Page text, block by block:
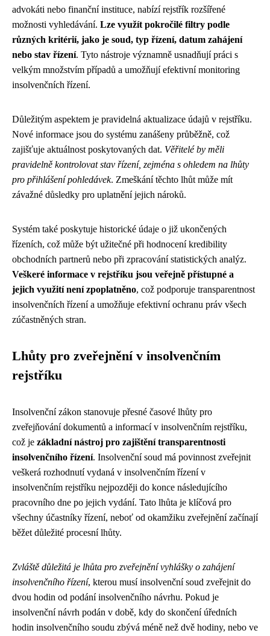
advokáti nebo finanční instituce, nabízí rejstřík rozšířené
možnosti vyhledávání. Lze využít pokročilé filtry podle
různých kritérií, jako je soud, typ řízení, datum zahájení
nebo stav řízení. Tyto nástroje významně usnadňují práci s
velkým množstvím případů a umožňují efektivní monitoring
insolvenčních řízení.
Důležitým aspektem je pravidelná aktualizace údajů v rejstříku.
Nové informace jsou do systému zanášeny průběžně, což
zajišťuje aktuálnost poskytovaných dat. Věřitelé by měli
pravidelně kontrolovat stav řízení, zejména s ohledem na lhůty
pro přihlášení pohledávek. Zmeškání těchto lhůt může mít
závažné důsledky pro uplatnění jejich nároků.
Systém také poskytuje historické údaje o již ukončených
řízeních, což může být užitečné při hodnocení kredibility
obchodních partnerů nebo při zpracování statistických analýz.
Veškeré informace v rejstříku jsou veřejně přístupné a
jejich využití není zpoplatněno, což podporuje transparentnost
insolvenčních řízení a umožňuje efektivní ochranu práv všech
zúčastněných stran.
Lhůty pro zveřejnění v insolvenčním
rejstříku
Insolvenční zákon stanovuje přesné časové lhůty pro
zveřejňování dokumentů a informací v insolvenčním rejstříku,
což je základní nástroj pro zajištění transparentnosti
insolvenčního řízení. Insolvenční soud má povinnost zveřejnit
veškerá rozhodnutí vydaná v insolvenčním řízení v
insolvenčním rejstříku nejpozději do konce následujícího
pracovního dne po jejich vydání. Tato lhůta je klíčová pro
všechny účastníky řízení, neboť od okamžiku zveřejnění začínají
běžet důležité procesní lhůty.
Zvláště důležitá je lhůta pro zveřejnění vyhlášky o zahájení
insolvenčního řízení, kterou musí insolvenční soud zveřejnit do
dvou hodin od podání insolvenčního návrhu. Pokud je
insolvenční návrh podán v době, kdy do skončení úředních
hodin insolvenčního soudu zbývá méně než dvě hodiny, nebo ve